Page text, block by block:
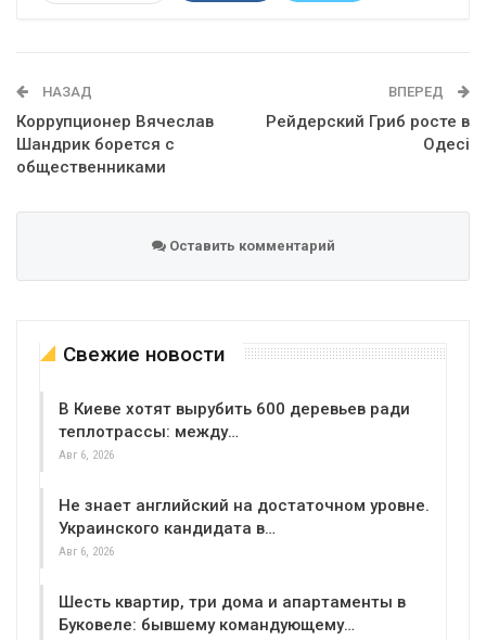
НАЗАД
Коррупционер Вячеслав
Шандрик борется с
общественниками
ВПЕРЕД
Рейдерский Гриб росте в
Одесі
Оставить комментарий
Свежие новости
В Киеве хотят вырубить 600 деревьев ради
теплотрассы: между…
Авг 6, 2026
Не знает английский на достаточном уровне.
Украинского кандидата в…
Авг 6, 2026
Шесть квартир, три дома и апартаменты в
Буковеле: бывшему командующему…